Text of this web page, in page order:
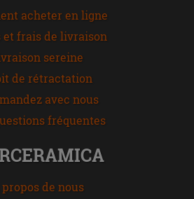
acheter en ligne
et frais de livraison
sereine
de rétractation
avec nous
fréquentes
propos de nous